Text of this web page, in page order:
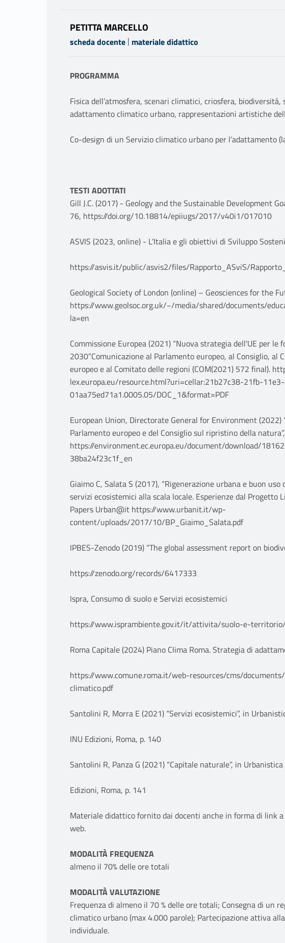
PETITTA MARCELLO
scheda docente | materiale didattico
PROGRAMMA
Fisica dell’atmosfera, scenari climatici, criosfera,
adattamento climatico urbano, rappresentazioni artistiche
Co-design di un Servizio climatico urbano per l’adattamento
TESTI ADOTTATI
Gill J.C. (2017) - Geology and the Sustainable Development
76, https://doi.org/10.18814/epiiugs/2017/v40i1/017010
ASVIS (2023, online) - L’Italia e gli obiettivi di Sviluppo
https://asvis.it/public/asvis2/files/Rapporto_ASviS/
Geological Society of London (online) – Geosciences for the
https://www.geolsoc.org.uk/~/media/shared/documents/
la=en
Commissione Europea (2021) “Nuova strategia dell'UE per le
2030”Comunicazione al Parlamento europeo, al Consiglio, al
europeo e al Comitato delle regioni (COM(2021) 572 final).
lex.europa.eu/resource.html?uri=cellar:21b27c38-21fb-
01aa75ed71a1.0005.05/DOC_1&format=PDF
European Union, Directorate General for Environment (2022)
Parlamento europeo e del Consiglio sul ripristino della
https://environment.ec.europa.eu/document/download/
38ba24f23c1f_en
Giaimo C, Salata S (2017), “Rigenerazione urbana e buon
servizi ecosistemici alla scala locale. Esperienze dal Progetto
Papers Urban@it https://www.urbanit.it/wp-
content/uploads/2017/10/BP_Giaimo_Salata.pdf
IPBES-Zenodo (2019) “The global assessment report on
https://zenodo.org/records/6417333
Ispra, Consumo di suolo e Servizi ecosistemici
https://www.isprambiente.gov.it/it/attivita/suolo-e-
Roma Capitale (2024) Piano Clima Roma. Strategia di
https://www.comune.roma.it/web-resources/cms/
climatico.pdf
Santolini R, Morra E (2021) “Servizi ecosistemici”, in
INU Edizioni, Roma, p. 140
Santolini R, Panza G (2021) “Capitale naturale”, in
Edizioni, Roma, p. 141
Materiale didattico fornito dai docenti anche in forma di link
web.
MODALITÀ FREQUENZA
almeno il 70% delle ore totali
MODALITÀ VALUTAZIONE
Frequenza di almeno il 70 % delle ore totali; Consegna di un
climatico urbano (max 4.000 parole); Partecipazione attiva
individuale.